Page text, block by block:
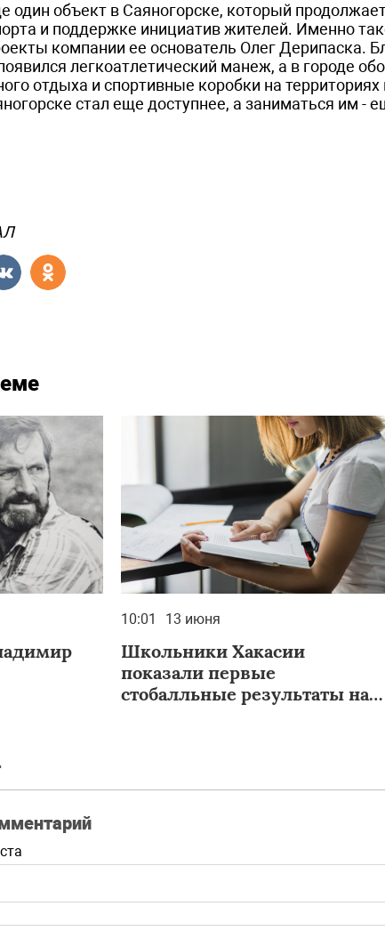
один объект в Саяногорске, который
и поддержке инициатив жителей. Именно
компании ее основатель Олег Дерипаска.
легкоатлетический манеж, а в городе
отдыха и спортивные коробки на
стал еще доступнее, а заниматься им -
10:01 13 июня
Школьники Хакасии
показали первые
стобалльные результаты на